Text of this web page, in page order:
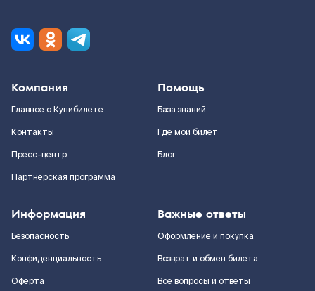
Компания
Главное о Купибилете
Контакты
Пресс-центр
Партнерская программа
Помощь
База знаний
Где мой билет
Блог
Информация
Безопасность
Конфиденциальность
Оферта
Важные ответы
Оформление и покупка
Возврат и обмен билета
Все вопросы и ответы